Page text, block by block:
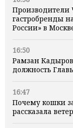
Производители
гастробренды
России» в
16:50
Рамзан
должность
16:47
Почему кошки
рассказала